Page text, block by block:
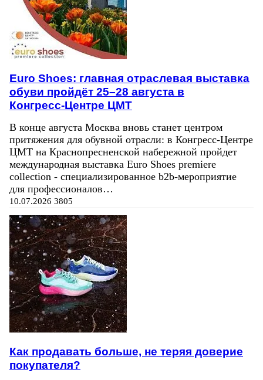
Euro Shoes: главная отраслевая выставка
обуви пройдёт 25–28 августа в
Конгресс‑Центре ЦМТ
В конце августа Москва вновь станет центром
притяжения для обувной отрасли: в Конгресс-Центре
ЦМТ на Краснопресненской набережной пройдет
международная выставка Euro Shoes premiere
collection - специализированное b2b-мероприятие
для профессионалов…
10.07.2026 3805
Как продавать больше, не теряя доверие
покупателя?